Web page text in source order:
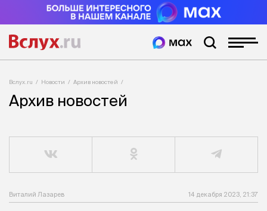
Вслух.ru Новости Архив новостей
Архив новостей
Виталий Лазарев 14 декабря 2023, 21:37